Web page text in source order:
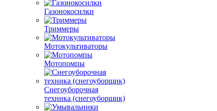
Газонокосилки
Триммеры
Мотокультиваторы
Мотопомпы
Снегоуборочная
техника (снегоуборщик)